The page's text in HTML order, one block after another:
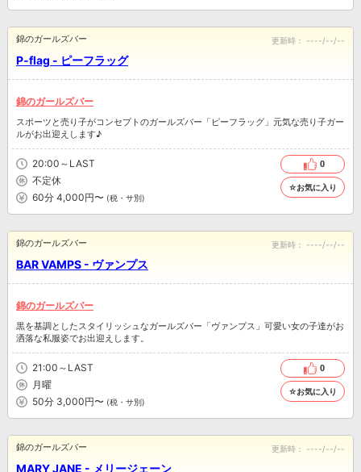
P-flag - ピーフラッグ
錦のガールズバー 更新時： ----/--/--
錦のガールズバー
スポーツと売り子がコンセプトのガールズバー「ピーフラッグ」元気な売り子ガー
ルがお出迎えします♪
20:00～LAST
不定休
60分 4,000円〜 (税・サ別)
0
☆お気に入り
BAR VAMPS - ヴァンプス
錦のガールズバー 更新時： ----/--/--
錦のガールズバー
黒を基調としたスタイリッシュなガールズバー「ヴァンプス」可愛い女の子達がお
洒落な私服姿でお出迎えします。
21:00～LAST
月曜
50分 3,000円〜 (税・サ別)
0
☆お気に入り
MARY JANE - メリージェーン
錦のガールズバー 更新時： ----/--/--